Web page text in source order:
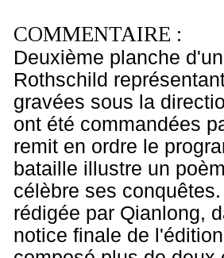
COMMENTAIRE :
Deuxième planche
Rothschild
gravées sous la
ont été commandées
remit en ordre le
bataille illustre un
célèbre ses
rédigée par Qianlong,
notice finale de